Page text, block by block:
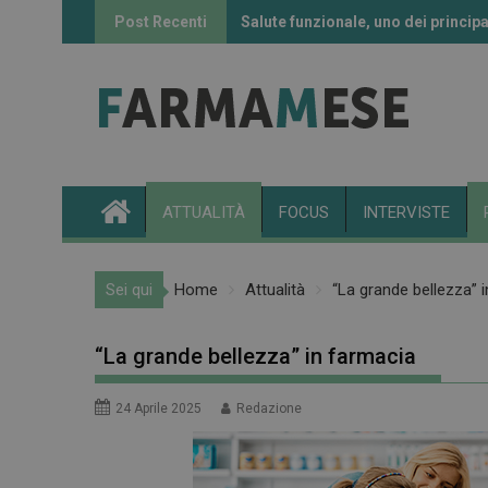
Post Recenti Salute funzionale, uno dei
Informazione sui farmaci: l’uso
ATTUALITÀ FOCUS INTERVISTE
Sei qui Home Attualità “La grande bellezza”
“La grande bellezza” in farmacia
24 Aprile 2025 Redazione